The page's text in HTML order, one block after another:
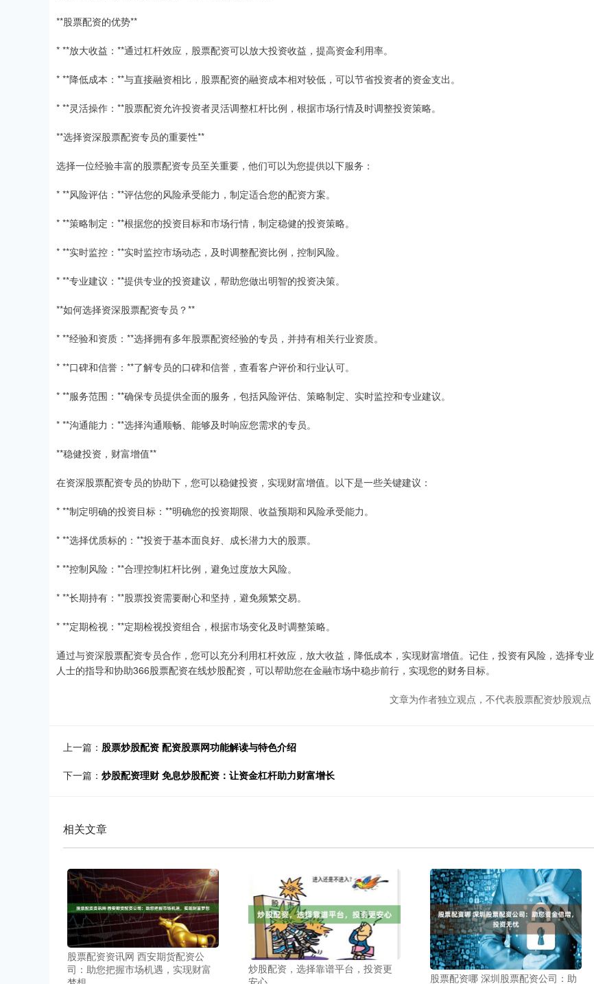
**股票配资的优势**
* **放大收益：**通过杠杆效应，股票配资可以放大投资收益，提高资金利用率。
* **降低成本：**与直接融资相比，股票配资的融资成本相对较低，可以节省投资者的资金支出。
* **灵活操作：**股票配资允许投资者灵活调整杠杆比例，根据市场行情及时调整投资策略。
**选择资深股票配资专员的重要性**
选择一位经验丰富的股票配资专员至关重要，他们可以为您提供以下服务：
* **风险评估：**评估您的风险承受能力，制定适合您的配资方案。
* **策略制定：**根据您的投资目标和市场行情，制定稳健的投资策略。
* **实时监控：**实时监控市场动态，及时调整配资比例，控制风险。
* **专业建议：**提供专业的投资建议，帮助您做出明智的投资决策。
**如何选择资深股票配资专员？**
* **经验和资质：**选择拥有多年股票配资经验的专员，并持有相关行业资质。
* **口碑和信誉：**了解专员的口碑和信誉，查看客户评价和行业认可。
* **服务范围：**确保专员提供全面的服务，包括风险评估、策略制定、实时监控和专业建议。
* **沟通能力：**选择沟通顺畅、能够及时响应您需求的专员。
**稳健投资，财富增值**
在资深股票配资专员的协助下，您可以稳健投资，实现财富增值。以下是一些关键建议：
* **制定明确的投资目标：**明确您的投资期限、收益预期和风险承受能力。
* **选择优质标的：**投资于基本面良好、成长潜力大的股票。
* **控制风险：**合理控制杠杆比例，避免过度放大风险。
* **长期持有：**股票投资需要耐心和坚持，避免频繁交易。
* **定期检视：**定期检视投资组合，根据市场变化及时调整策略。
通过与资深股票配资专员合作，您可以充分利用杠杆效应，放大收益，降低成本，实现财富增值。记住，投资有风险，选择专业
人士的指导和协助366股票配资在线炒股配资，可以帮助您在金融市场中稳步前行，实现您的财务目标。
文章为作者独立观点，不代表股票配资炒股观点
上一篇： 股票炒股配资 配资股票网功能解读与特色介绍
下一篇： 炒股配资理财 免息炒股配资：让资金杠杆助力财富增长
相关文章
股票配资资讯网 西安期货配资公
司：助您把握市场机遇，实现财富
炒股配资，选择靠谱平台，投资更
安心
股票配资哪 深圳股票配资公司：助